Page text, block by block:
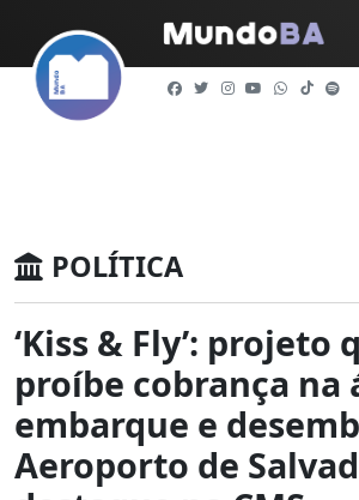
POLÍTICA
‘Kiss & Fly’: projeto
proíbe cobrança na
embarque e
Aeroporto de